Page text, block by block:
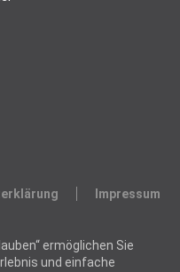
Impressum
ermöglichen Sie
und einfache